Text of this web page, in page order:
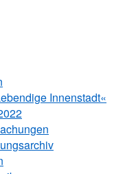
Innenstadt«